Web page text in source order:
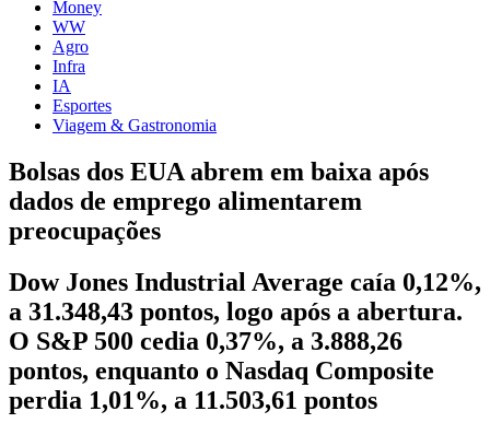
Money
WW
Agro
Infra
IA
Esportes
Viagem & Gastronomia
Bolsas dos EUA abrem em baixa após
dados de emprego alimentarem
preocupações
Dow Jones Industrial Average caía 0,12%,
a 31.348,43 pontos, logo após a abertura.
O S&P 500 cedia 0,37%, a 3.888,26
pontos, enquanto o Nasdaq Composite
perdia 1,01%, a 11.503,61 pontos